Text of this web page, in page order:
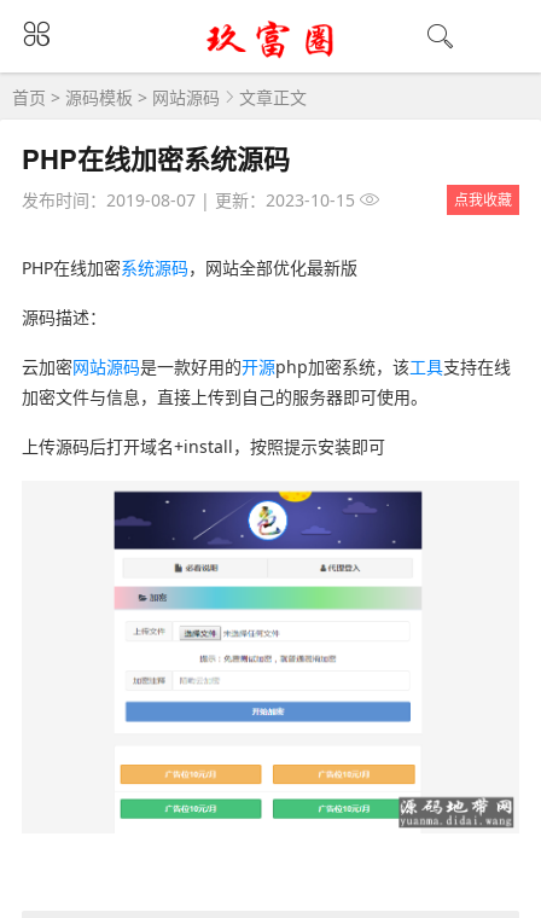
首页 > 源码模板 > 网站源码 文章正文
PHP在线加密系统源码
发布时间：2019-08-07| 更新：2023-10-15 点我收藏
PHP在线加密系统源码，网站全部优化最新版
源码描述：
云加密网站源码是一款好用的开源php加密系统，该工具支持在线
加密文件与信息，直接上传到自己的服务器即可使用。
上传源码后打开域名+install，按照提示安装即可